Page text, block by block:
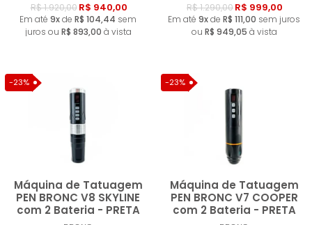
R$ 1.920,00 R$ 940,00
Em até 9xde R$ 104,44 sem
juros ou R$ 893,00 à vista
R$ 1.290,00R$ 999,00
Em até 9xde R$ 111,00 sem juros
ou R$ 949,05 à vista
-23%
Máquina de Tatuagem
PEN BRONC V8 SKYLINE
com 2 Bateria - PRETA
-23%
Máquina de Tatuagem
PEN BRONC V7 COOPER
com 2 Bateria - PRETA